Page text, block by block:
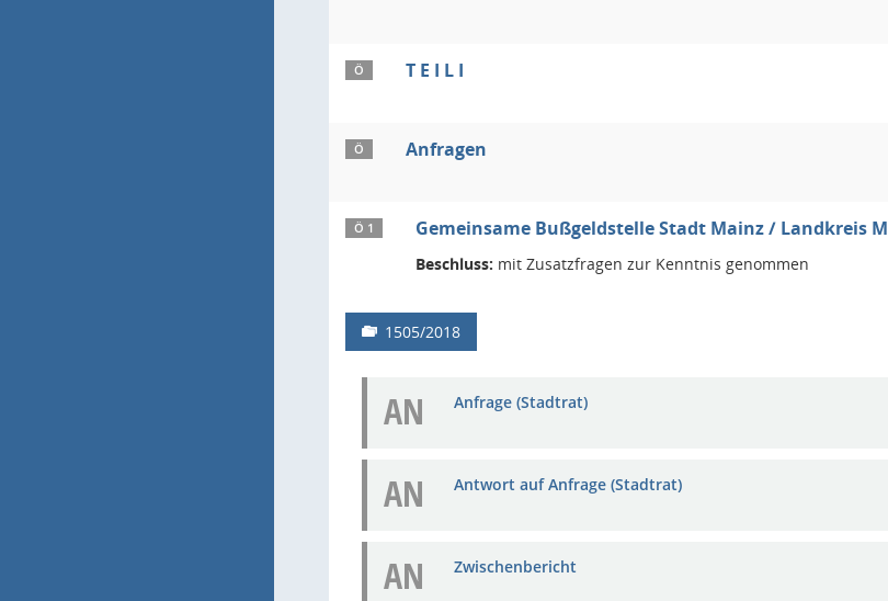
Ö T E I L I
Ö Anfragen
Ö 1 Gemeinsame Bußgeldstelle Stadt Mainz / Landkreis
Beschluss: mit Zusatzfragen zur Kenntnis genommen
1505/2018
AN Anfrage (Stadtrat)
AN Antwort auf Anfrage (Stadtrat)
AN Zwischenbericht